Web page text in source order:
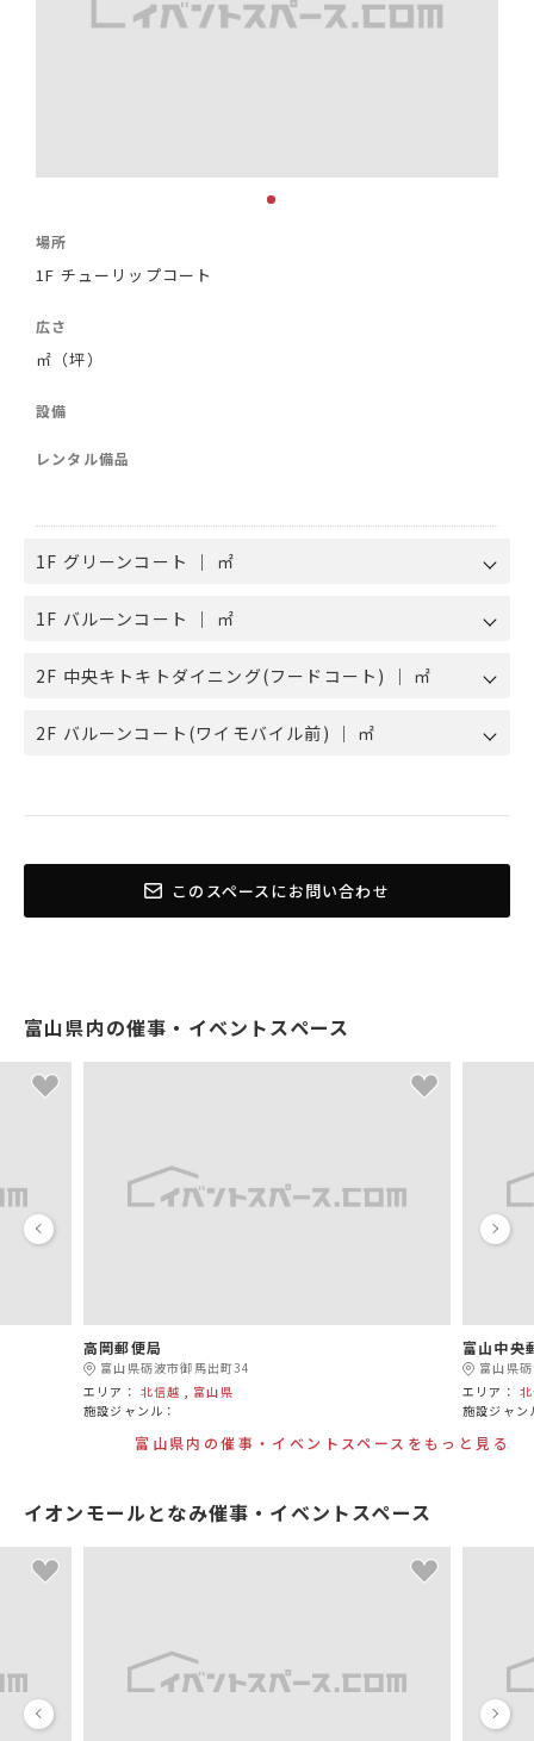
場所
1F チューリップコート
広さ
㎡（坪）
設備
レンタル備品
1F グリーンコート ｜ ㎡
1F バルーンコート ｜ ㎡
2F 中央キトキトダイニング(フードコート) ｜ ㎡
2F バルーンコート(ワイモバイル前) ｜ ㎡
このスペースにお問い合わせ
富山県内の催事・イベントスペース
高岡郵便局
富山県砺波市御馬出町34
エリア： 北信越 , 富山県
施設ジャンル：
富山中央
富山県
エリア：
施設ジャン
富山県内の催事・イベントスペースをもっと見る
イオンモールとなみ催事・イベントスペース